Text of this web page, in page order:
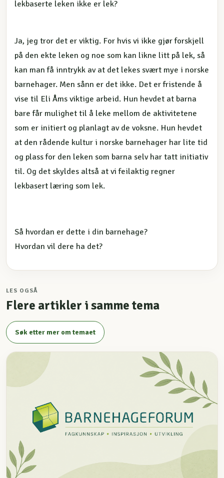
lekbaserte leken ikke er lek?
Ja, jeg tror det er viktig. For hvis vi ikke gjør forskjell
på den ekte leken og noe som kan likne litt på lek, så
kan man få inntrykk av at det lekes svært mye i norske
barnehager. Men sånn er det ikke. Det er fristende å
vise til Eli Åms viktige arbeid. Hun hevdet at barna
bare får mulighet til å leke mellom de aktivitetene
som er initiert og planlagt av de voksne. Hun hevdet
at den rådende kultur i norske barnehager har lite tid
og plass for den leken som barna selv har tatt initiativ
til. Og det skyldes altså at vi feilaktig regner
lekbasert læring som lek.
Så hvordan er dette i din barnehage?
Hvordan vil dere ha det?
LES OGSÅ
Flere artikler i samme tema
Søk etter mer om temaet